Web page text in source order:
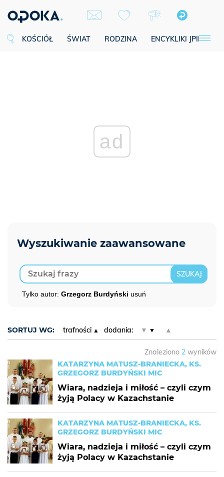
KOŚCIÓŁ ŚWIAT RODZINA ENCYKLIKI JPII
ad
Tylko autor: Grzegorz Burdyński usuń
SORTUJ WG: trafności dodania: ▼ ▲
Znaleziono 2 wyników
KATARZYNA MATUSZ-BRANIECKA, KS.
GRZEGORZ BURDYŃSKI MIC
Wiara, nadzieja i miłość – czyli czym
żyją Polacy w Kazachstanie
KATARZYNA MATUSZ-BRANIECKA, KS.
GRZEGORZ BURDYŃSKI MIC
Wiara, nadzieja i miłość – czyli czym
żyją Polacy w Kazachstanie